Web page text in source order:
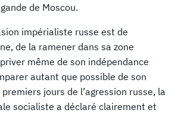
de Moscou.
impérialiste russe est de
de la ramener dans sa zone
même de son indépendance
autant que possible de son
jours de l’agression russe, la
socialiste a déclaré clairement et